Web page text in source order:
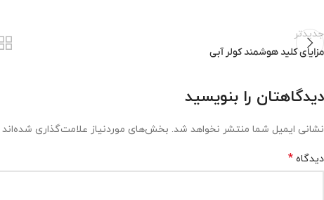
جدیدتر
مزایای کلید هوشمند کولر آبی
دیدگاهتان را بنویسید
نشانی ایمیل شما منتشر نخواهد شد. بخش‌های موردنیاز علامت‌گذاری شده‌اند
دیدگاه *